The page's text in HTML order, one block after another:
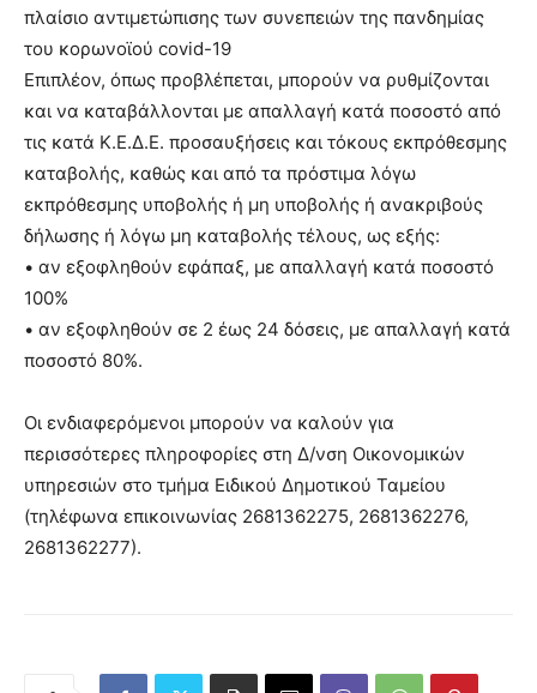
πλαίσιο αντιμετώπισης των συνεπειών της πανδημίας
του κορωνοϊού covid-19
Επιπλέον, όπως προβλέπεται, μπορούν να ρυθμίζονται
και να καταβάλλονται με απαλλαγή κατά ποσοστό από
τις κατά Κ.Ε.Δ.Ε. προσαυξήσεις και τόκους εκπρόθεσμης
καταβολής, καθώς και από τα πρόστιμα λόγω
εκπρόθεσμης υποβολής ή μη υποβολής ή ανακριβούς
δήλωσης ή λόγω μη καταβολής τέλους, ως εξής:
• αν εξοφληθούν εφάπαξ, με απαλλαγή κατά ποσοστό
100%
• αν εξοφληθούν σε 2 έως 24 δόσεις, με απαλλαγή κατά
ποσοστό 80%.
Οι ενδιαφερόμενοι μπορούν να καλούν για
περισσότερες πληροφορίες στη Δ/νση Οικονομικών
υπηρεσιών στο τμήμα Ειδικού Δημοτικού Ταμείου
(τηλέφωνα επικοινωνίας 2681362275, 2681362276,
2681362277).